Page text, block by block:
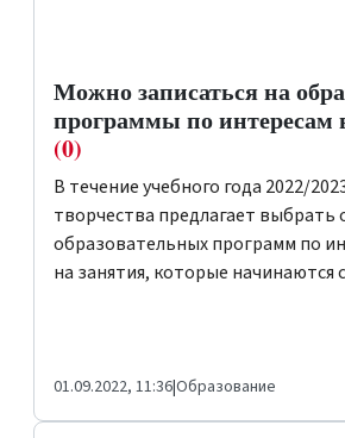
Можно записаться на
программы по интересам
(0)
В течение учебного года 2022/
творчества предлагает выбрать
образовательных программ по
на занятия, которые начинаются
01.09.2022, 11:36|Образование